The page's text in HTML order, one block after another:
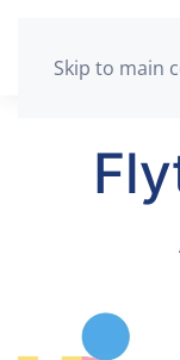
Skip to main